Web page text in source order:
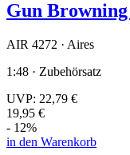
Gun
AIR 4272 · Aires
1:48 · Zubehörsatz
UVP: 22,79 €
19,95 €
- 12%
in den Warenkorb